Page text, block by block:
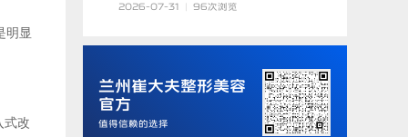
明显
式改
2026-07-31 96次浏览
兰州崔大夫整形美容
官方
值得信赖的选择